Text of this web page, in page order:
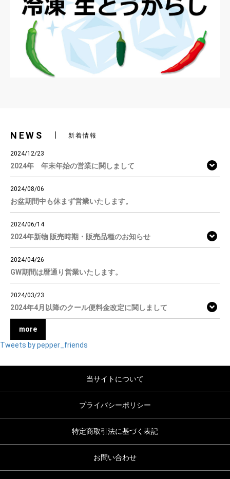
NEWS 新着情報
2024/12/23
2024年 年末年始の営業に関しまして
2024/08/06
お盆期間中も休まず営業いたします。
2024/06/14
2024年新物 販売時期・販売品種のお知らせ
2024/04/26
GW期間は暦通り営業いたします。
2024/03/23
2024年4月以降のクール便料金改定に関しまして
more
Tweets by pepper_friends
当サイトについて
プライバシーポリシー
特定商取引法に基づく表記
お問い合わせ